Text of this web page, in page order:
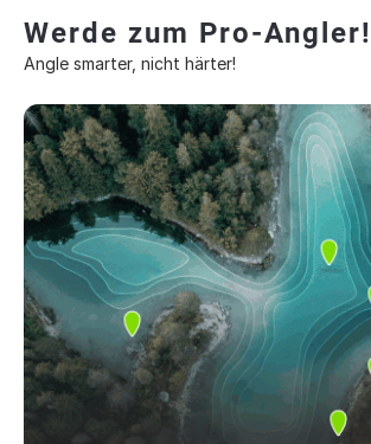
Werde zum Pro-Angler!
Angle smarter, nicht härter!